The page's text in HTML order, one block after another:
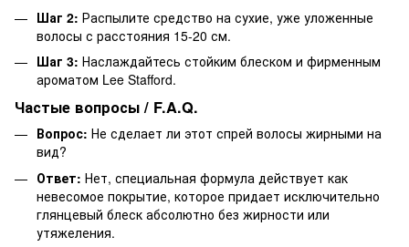
Шаг 2: Распылите средство на сухие, уже уложенные
волосы с расстояния 15-20 см.
Шаг 3: Наслаждайтесь стойким блеском и фирменным
ароматом Lee Stafford.
Частые вопросы / F.A.Q.
Вопрос: Не сделает ли этот спрей волосы жирными на
вид?
Ответ: Нет, специальная формула действует как
невесомое покрытие, которое придает исключительно
глянцевый блеск абсолютно без жирности или
утяжеления.